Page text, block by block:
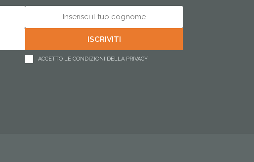
ACCETTO LE CONDIZIONI DELLA PRIVACY